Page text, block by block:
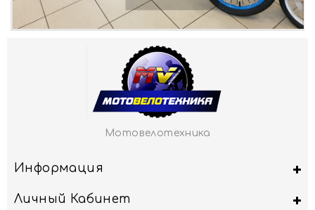
Мотовелотехника
Информация
Личный Кабинет